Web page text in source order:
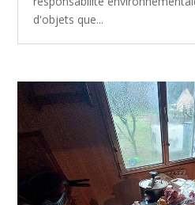
d'objets que...